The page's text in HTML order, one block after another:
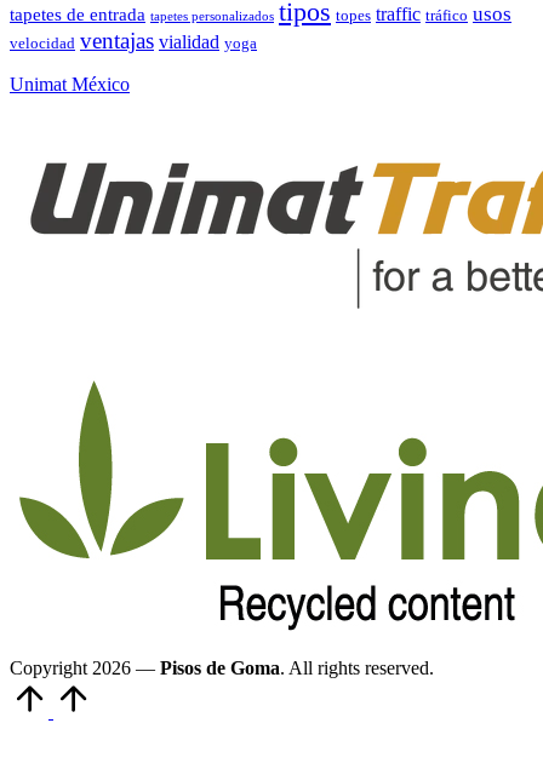
tapetes de entrada tapetes personalizados tipos topes traffic tráfico usos
velocidad ventajas vialidad yoga
Unimat México
Copyright 2026 — Pisos de Goma. All rights reserved.